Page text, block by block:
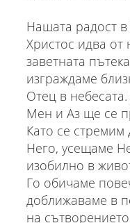
Нашата радост
Христос идва
заветната
изграждаме
Отец в
Мен и Аз ще се
Като се
Него, усещаме
изобилно в
Го обичаме
доближаваме в
на